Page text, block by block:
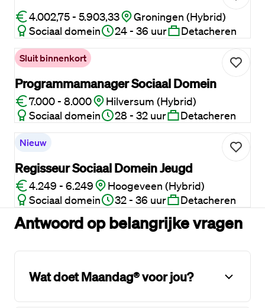
4.002,75 - 5.903,33
Groningen (Hybrid)
Sociaal domein
24 - 36 uur Detacheren
Sluit binnenkort
Programmamanager Sociaal Domein
7.000 - 8.000
Hilversum (Hybrid)
Sociaal domein
28 - 32 uur Detacheren
Nieuw
Regisseur Sociaal Domein Jeugd
4.249 - 6.249
Hoogeveen (Hybrid)
Sociaal domein
32 - 36 uur Detacheren
Antwoord op belangrijke vragen
Wat doet Maandag® voor jou?